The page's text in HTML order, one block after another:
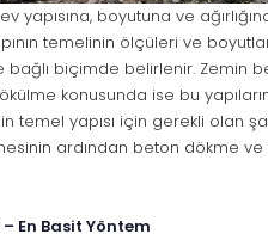
yapısına, boyutuna ve
temelinin ölçüleri ve
biçimde belirlenir. Zemin
konusunda ise bu
temel yapısı için gerekli olan
ardından beton dökme
En Basit Yöntem